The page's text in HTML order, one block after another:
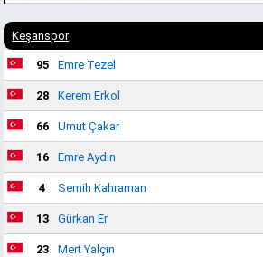
Keşanspor
95 Emre Tezel
28 Kerem Erkol
66 Umut Çakar
16 Emre Aydın
4 Semih Kahraman
13 Gürkan Er
23 Mert Yalçın